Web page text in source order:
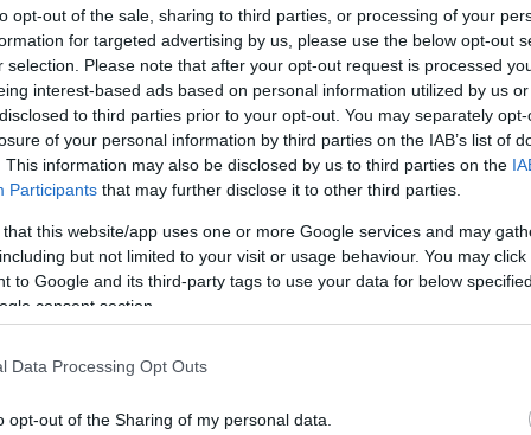
opt-out of the sale, sharing to third parties, or processing of your
for targeted advertising by us, please use the below opt-out
selection. Please note that after your opt-out request is processed
interest-based ads based on personal information utilized by us
to third parties prior to your opt-out. You may separately
of your personal information by third parties on the IAB’s list of
This information may also be disclosed by us to third parties on the
Participants that may further disclose it to other third parties.
that this website/app uses one or more Google services and may
but not limited to your visit or usage behaviour. You may
to Google and its third-party tags to use your data for below
consent section.
Data Processing Opt Outs
opt-out of the Sharing of my personal data.
την επικράτειά μας», δήλωσε
ο Μαρκ Ρούτε, στέλνοντας μήνυμα
τη Μόσχα.
Βορειοατλαντικής Συμμαχίας αναφέρθηκε
αμερικανικές επιθέσεις κατά του Ιράν, τις
αναγκαίες.
επιθέσεις στο Ιράν ήταν
Το Ιράν παραβιάζει την εκεχειρία»,
με το πυρηνικό πρόγραμμα της
ότι αναμένει από τους συμμάχους να
νέου πως το Ιράν
ικανότητα».